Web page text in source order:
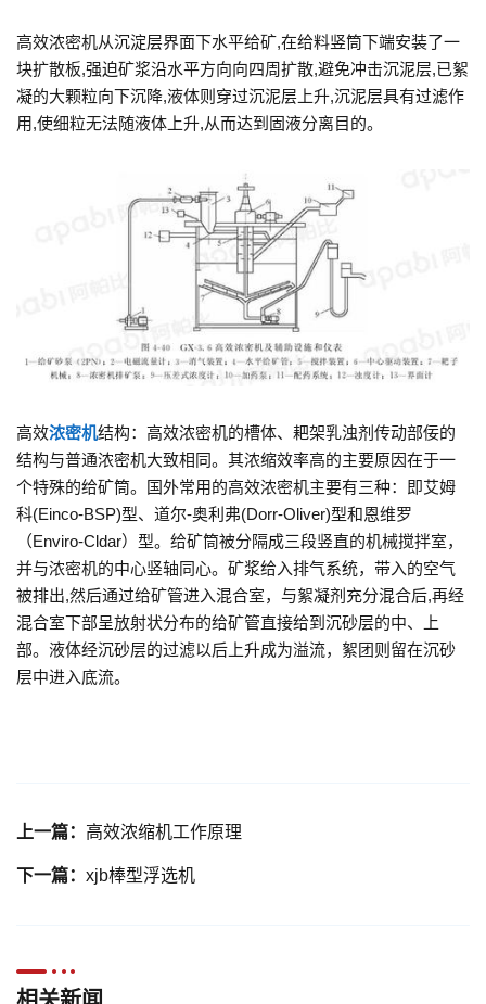
高效浓密机从沉淀层界面下水平给矿,在给料竖筒下端安装了一
块扩散板,强迫矿浆沿水平方向向四周扩散,避免冲击沉泥层,已絮
凝的大颗粒向下沉降,液体则穿过沉泥层上升,沉泥层具有过滤作
用,使细粒无法随液体上升,从而达到固液分离目的。
高效浓密机结构：高效浓密机的槽体、耙架乳浊剂传动部佞的
结构与普通浓密机大致相同。其浓缩效率高的主要原因在于一
个特殊的给矿筒。国外常用的高效浓密机主要有三种：即艾姆
科(Einco-BSP)型、道尔-奥利弗(Dorr-Oliver)型和恩维罗
（Enviro-Cldar）型。给矿筒被分隔成三段竖直的机械搅拌室，
并与浓密机的中心竖轴同心。矿浆给入排气系统，带入的空气
被排出,然后通过给矿管进入混合室，与絮凝剂充分混合后,再经
混合室下部呈放射状分布的给矿管直接给到沉砂层的中、上
部。液体经沉砂层的过滤以后上升成为溢流，絮团则留在沉砂
层中进入底流。
上一篇： 高效浓缩机工作原理
下一篇： xjb棒型浮选机